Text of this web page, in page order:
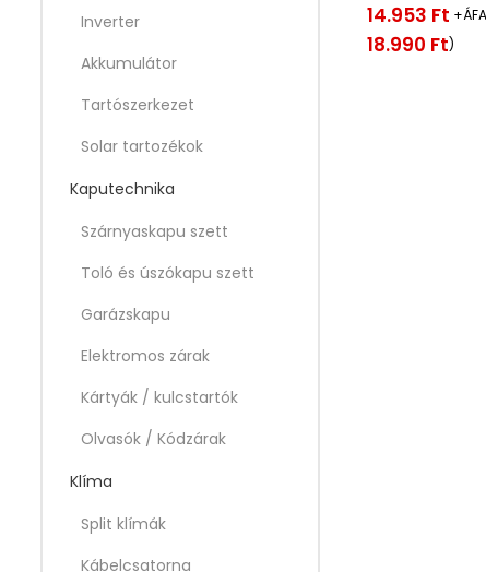
Inverter
Akkumulátor
Tartószerkezet
Solar tartozékok
Kaputechnika
Szárnyaskapu szett
Toló és úszókapu szett
Garázskapu
Elektromos zárak
Kártyák / kulcstartók
Olvasók / Kódzárak
Klíma
Split klímák
Kábelcsatorna
r
t
é
14.953 Ft
18.990 Ft)